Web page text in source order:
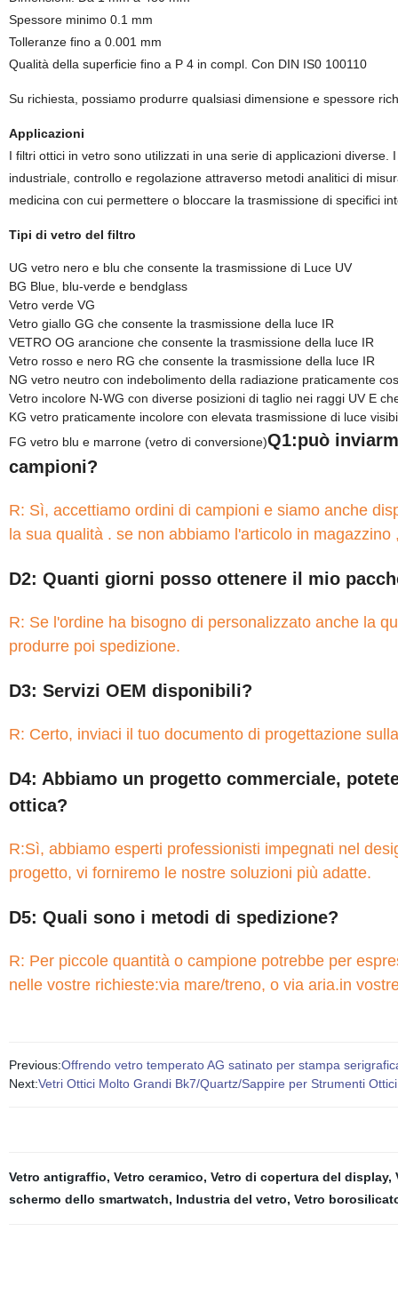
Spessore minimo 0.1 mm
Tolleranze fino a 0.001 mm
Qualità della superficie fino a P 4 in compl. Con DIN IS0 100110
Su richiesta, possiamo produrre qualsiasi dimensione e spessore
Applicazioni
I filtri ottici in vetro sono utilizzati in una serie di applicazioni
industriale, controllo e regolazione attraverso metodi analitici di
medicina con cui permettere o bloccare la trasmissione di specifici
Tipi di vetro del filtro
UG vetro nero e blu che consente la trasmissione di Luce UV
BG Blue, blu-verde e bendglass
Vetro verde VG
Vetro giallo GG che consente la trasmissione della luce IR
VETRO OG arancione che consente la trasmissione della luce IR
Vetro rosso e nero RG che consente la trasmissione della luce IR
NG vetro neutro con indebolimento della radiazione praticamente
Vetro incolore N-WG con diverse posizioni di taglio nei raggi UV E
KG vetro praticamente incolore con elevata trasmissione di luce
FG vetro blu e marrone (vetro di conversione)Q1:può
campioni?
R: Sì, accettiamo ordini di campioni e siamo anche
la sua qualità . se non abbiamo l'articolo in
D2: Quanti giorni posso ottenere il mio
R: Se l'ordine ha bisogno di personalizzato anche la
produrre poi spedizione.
D3: Servizi OEM disponibili?
R: Certo, inviaci il tuo documento di progettazione
D4: Abbiamo un progetto commerciale,
ottica?
R:Sì, abbiamo esperti professionisti impegnati nel
progetto, vi forniremo le nostre soluzioni più adatte.
D5: Quali sono i metodi di spedizione?
R: Per piccole quantità o campione potrebbe per
nelle vostre richieste:via mare/treno, o via aria.in
Previous:Offrendo vetro temperato AG satinato per stampa
Next:Vetri Ottici Molto Grandi Bk7/Quartz/Sappire per Strumenti Ottici
Vetro antigraffio, Vetro ceramico, Vetro di copertura del display,
schermo dello smartwatch, Industria del vetro, Vetro